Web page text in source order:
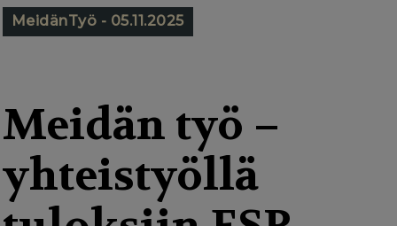
MeidänTyö - 05.11.2025
Meidän työ –
yhteistyöllä